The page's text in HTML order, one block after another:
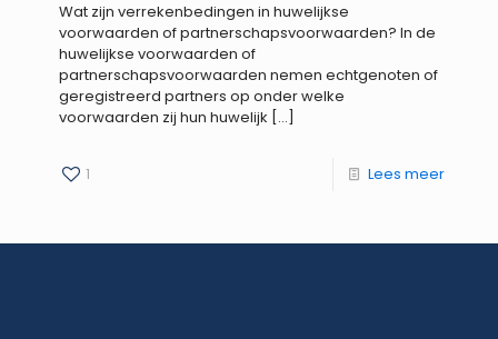
Wat zijn verrekenbedingen in huwelijkse
voorwaarden of partnerschapsvoorwaarden? In de
huwelijkse voorwaarden of
partnerschapsvoorwaarden nemen echtgenoten of
geregistreerd partners op onder welke
voorwaarden zij hun huwelijk […]
1 Lees meer